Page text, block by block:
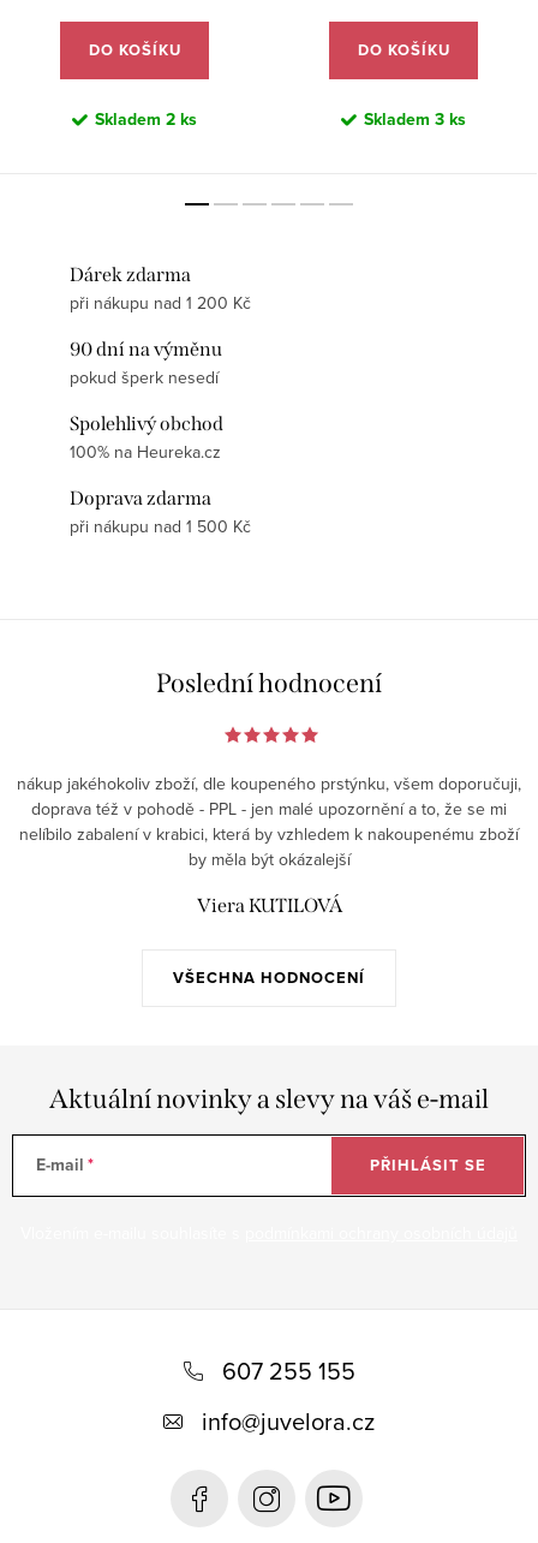
DO KOŠÍKU
Skladem 2 ks
DO KOŠÍKU
Skladem 3 ks
Dárek zdarma
při nákupu nad 1 200 Kč
90 dní na výměnu
pokud šperk nesedí
Spolehlivý obchod
100% na Heureka.cz
Doprava zdarma
při nákupu nad 1 500 Kč
Poslední hodnocení
VŠECHNA HODNOCENÍ
nákup jakéhokoliv zboží, dle koupeného prstýnku, všem doporučuji,
doprava též v pohodě - PPL - jen malé upozornění a to, že se mi
nelíbilo zabalení v krabici, která by vzhledem k nakoupenému zboží
by měla být okázalejší
Viera KUTILOVÁ
Aktuální novinky a slevy na váš e-mail
E-mail PŘIHLÁSIT SE
607 255 155
info@juvelora.cz